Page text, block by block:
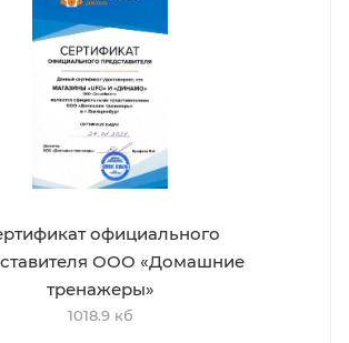
официального
ООО «Домашние
тренажеры»
1018.9 кб